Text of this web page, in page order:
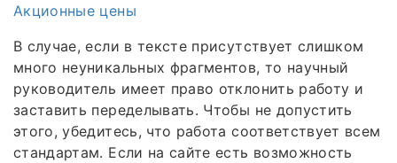
Акционные цены
В случае, если в тексте присутствует слишком
много неуникальных фрагментов, то научный
руководитель имеет право отклонить работу и
заставить переделывать. Чтобы не допустить
этого, убедитесь, что работа соответствует всем
стандартам. Если на сайте есть возможность